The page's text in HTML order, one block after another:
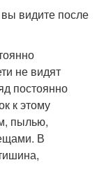
видите после
не видят
постоянно
к этому
пылью,
В